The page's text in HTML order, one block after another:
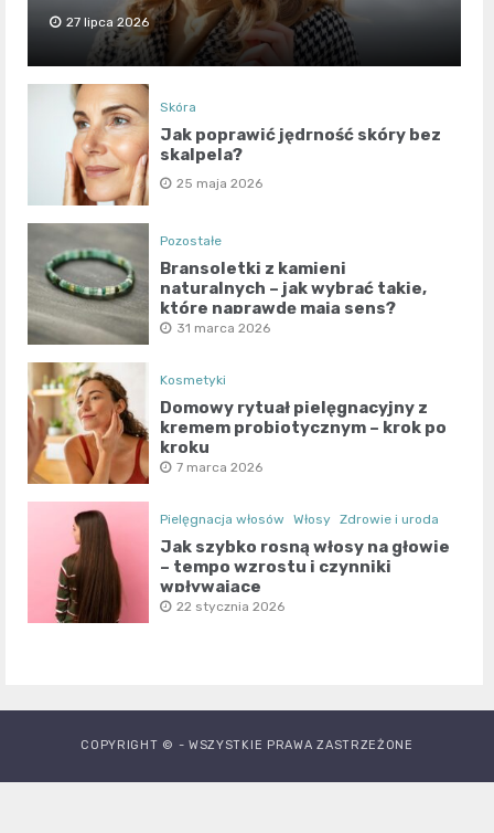
27 lipca 2026
Skóra
Jak poprawić jędrność skóry bez
skalpela?
25 maja 2026
Pozostałe
Bransoletki z kamieni
naturalnych – jak wybrać takie,
które naprawdę mają sens?
31 marca 2026
Kosmetyki
Domowy rytuał pielęgnacyjny z
kremem probiotycznym – krok po
kroku
7 marca 2026
Pielęgnacja włosów Włosy Zdrowie i uroda
Jak szybko rosną włosy na głowie
– tempo wzrostu i czynniki
wpływające
22 stycznia 2026
COPYRIGHT © - WSZYSTKIE PRAWA ZASTRZEŻONE